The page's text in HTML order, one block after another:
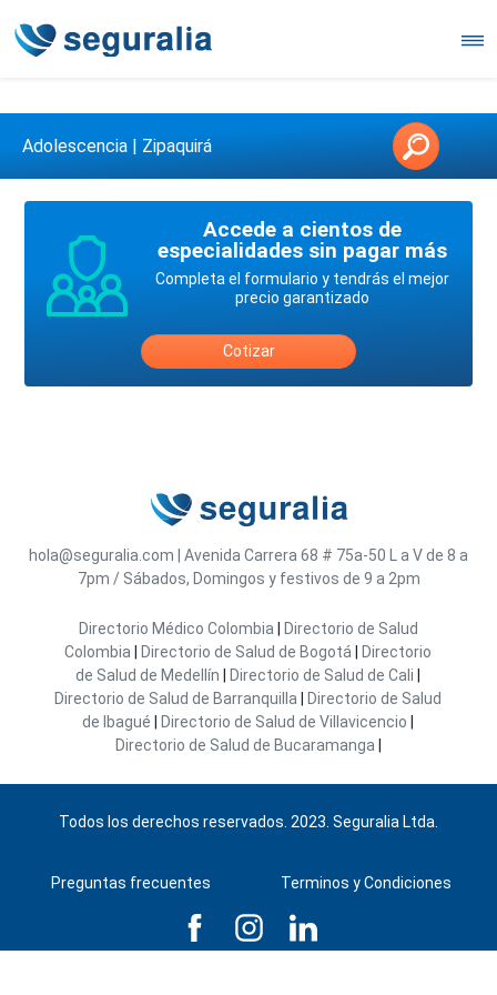
Contáctanos en 3147146006
Adolescencia | Zipaquirá
Accede a cientos de
especialidades sin pagar más
Completa el formulario y tendrás el mejor
precio garantizado
Cotizar
hola@seguralia.com Avenida Carrera 68 # 75a-50
L a V de 8 a
7pm / Sábados, Domingos y festivos de 9 a 2pm
Directorio Médico Colombia
Directorio de Salud
Colombia
Directorio de Salud de Bogotá
Directorio
de Salud de Medellín
Directorio de Salud de Cali
Directorio de Salud de Barranquilla
Directorio de Salud
de Ibagué
Directorio de Salud de Villavicencio
Directorio de Salud de Bucaramanga
Todos los derechos reservados. 2023. Seguralia Ltda.
Preguntas frecuentes Terminos y Condiciones